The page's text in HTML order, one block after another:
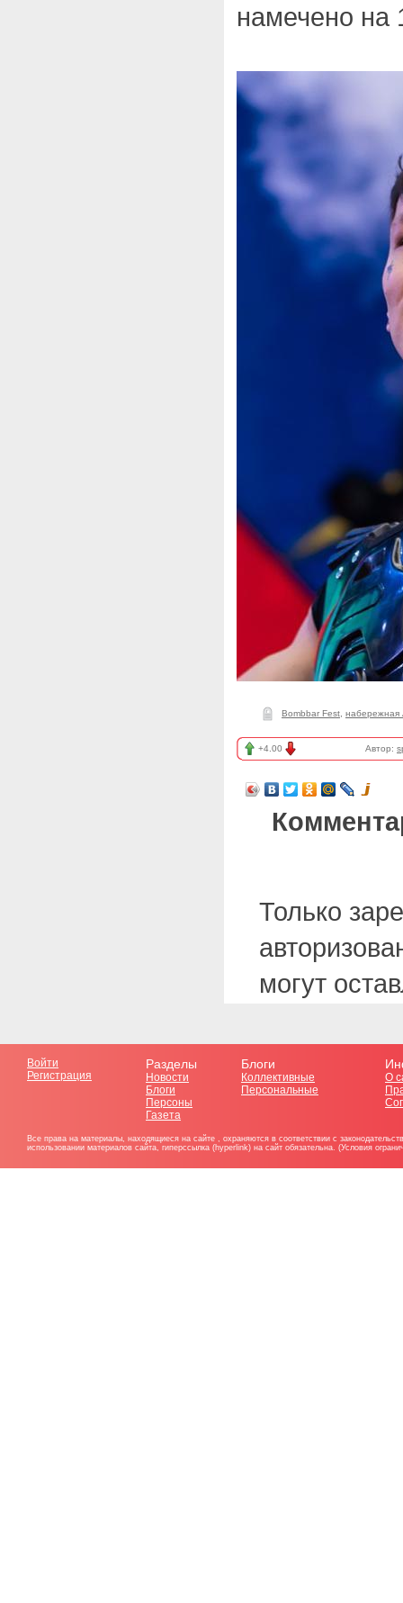
намечено на
Bombbar Fest набережная
+4.00 Автор:
Только
могут
Войти
Регистрация
Разделы
Новости
Блоги
Персоны
Газета
Блоги
Коллективные
Персональные
О
Все права на материалы, находящиеся на сайте , охраняются в соответствии с
использовании материалов сайта, гиперссылка (hyperlink) на сайт обязательна. (Условия